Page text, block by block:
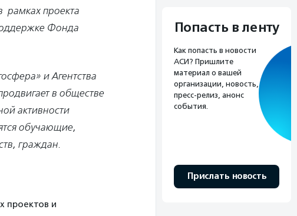
рамках проекта
Фонда
и Агентства
в обществе
активности
обучающие,
граждан.
проектов и
Попасть в ленту
Как попасть в новости
АСИ? Пришлите
материал о вашей
организации, новость,
пресс-релиз, анонс
события.
Прислать новость